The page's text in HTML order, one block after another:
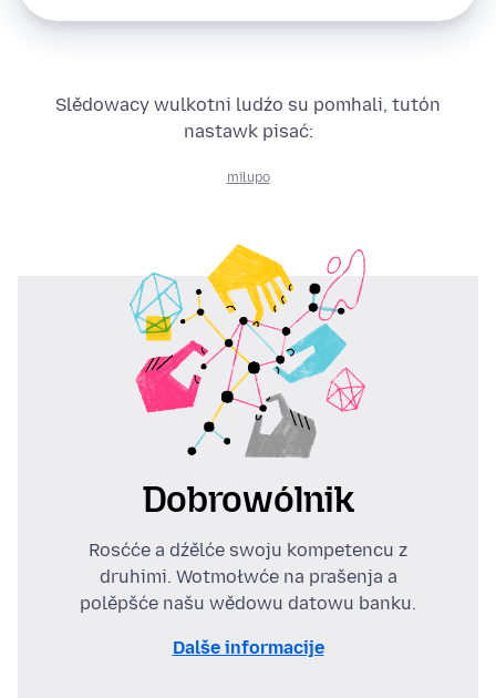
Slědowacy wulkotni ludźo su pomhali, tutón
nastawk pisać:
milupo
Dobrowólnik
Rosćće a dźělće swoju kompetencu z
druhimi. Wotmołwće na prašenja a
polěpšće našu wědowu datowu banku.
Dalše informacije